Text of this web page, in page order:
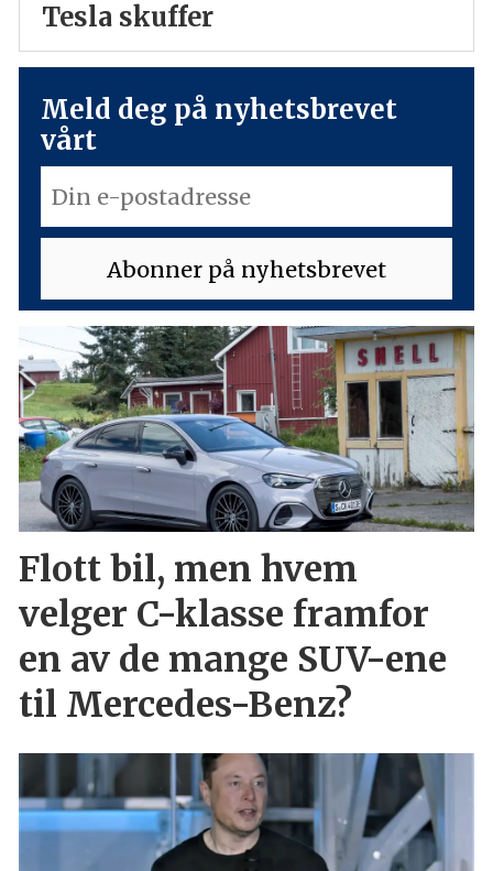
Tesla skuffer
Meld deg på nyhetsbrevet
vårt
Flott bil, men hvem
velger C-klasse framfor
en av de mange SUV-ene
til Mercedes-Benz?